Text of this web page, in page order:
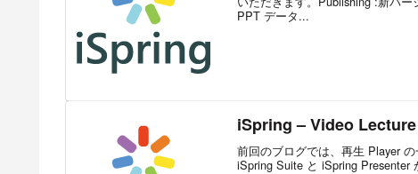
PPT データ...
iSpring – Video
前回のブログでは、再生 Player
iSpring Suite と iSpring Presenter